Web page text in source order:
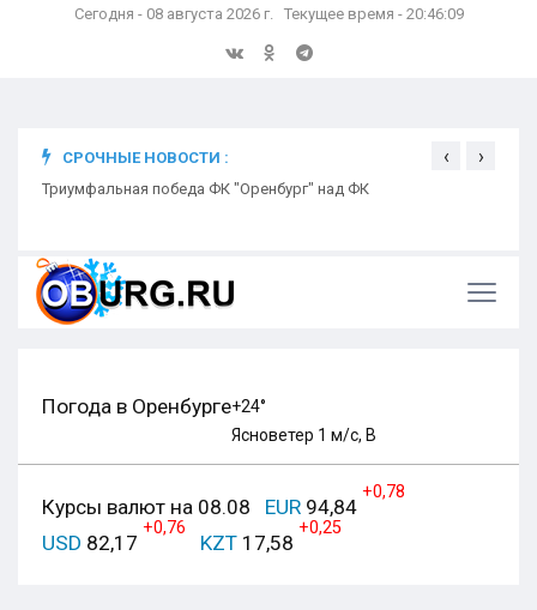
Сегодня - 08 августа 2026 г. Текущее время - 20:46:10
СРОЧНЫЕ НОВОСТИ :
Триумфальная победа ФК "Оренбург" над ФК
‹ ›
Погода в Оренбурге+24°
Ясноветер 1 м/с, В
Курсы валют на 08.08 EUR 94,84
+0,78
USD 82,17
+0,76
KZT 17,58
+0,25